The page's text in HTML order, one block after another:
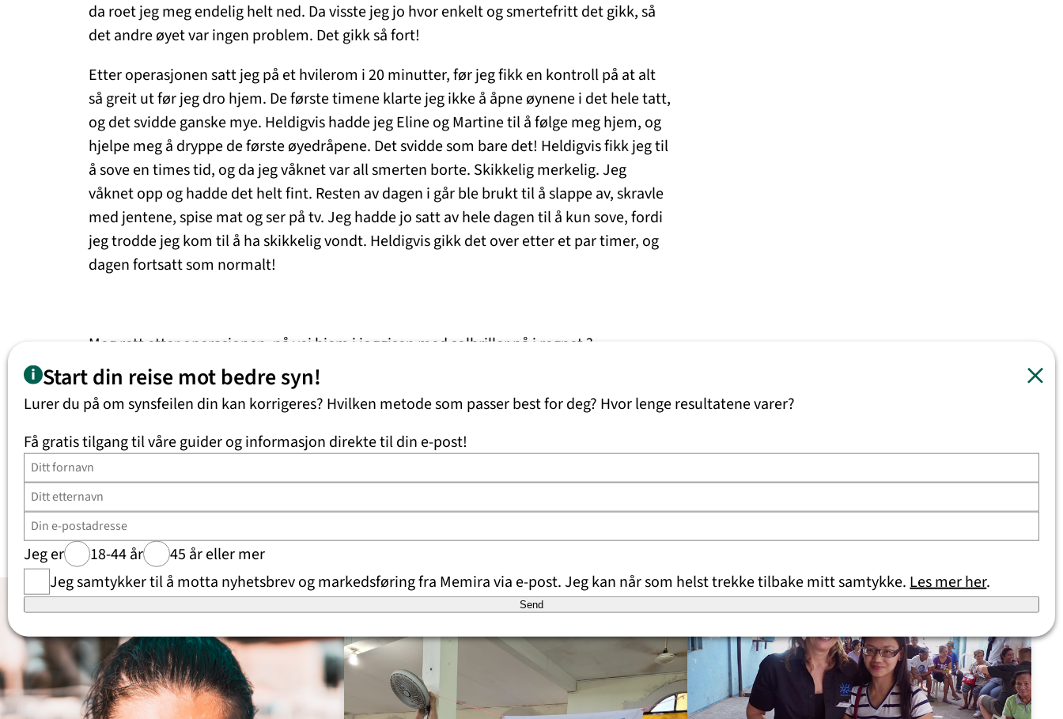
da roet jeg meg endelig helt ned. Da visste jeg jo hvor enkelt og smertefritt det gikk, så
det andre øyet var ingen problem. Det gikk så fort!
Etter operasjonen satt jeg på et hvilerom i 20 minutter, før jeg fikk en kontroll på at alt
så greit ut før jeg dro hjem. De første timene klarte jeg ikke å åpne øynene i det hele tatt,
og det svidde ganske mye. Heldigvis hadde jeg Eline og Martine til å følge meg hjem, og
hjelpe meg å dryppe de første øyedråpene. Det svidde som bare det! Heldigvis fikk jeg til
å sove en times tid, og da jeg våknet var all smerten borte. Skikkelig merkelig. Jeg
våknet opp og hadde det helt fint. Resten av dagen i går ble brukt til å slappe av, skravle
med jentene, spise mat og ser på tv. Jeg hadde jo satt av hele dagen til å kun sove, fordi
jeg trodde jeg kom til å ha skikkelig vondt. Heldigvis gikk det over etter et par timer, og
dagen fortsatt som normalt!
Meg rett etter operasjonen, på vei hjem i joggisen med solbriller på i regnet ?
Da jeg våknet i dag tidlig var det som en ny verden. Akkurat nå sitter jeg i sofaen med
tven på i bakgrunnen, og jeg kan lese underteksten uten problem. Det er krystallklart!
En helt ny verden, med andre ord. Nå gleder jeg meg til å møte hverdagen med nytt syn,
og jeg skal selvfølg
Start din reise mot bedre syn!
Lurer du på om synsfeilen din kan korrigeres? Hvilken metode som passer best for deg? Hvor lenge resultatene varer?
Få gratis tilgang til våre guider og informasjon direkte til din e-post!
Jeg er 18-44 år
45 år eller mer
Jeg samtykker til å motta nyhetsbrev og markedsføring fra Memira via e-post. Jeg kan når som helst trekke tilbake mitt samtykke.Les mer her.
Send